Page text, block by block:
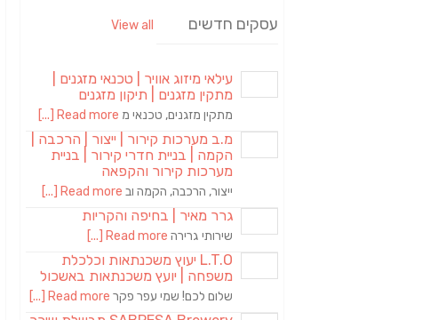
עסקים חדשים View all
עילאי מיזוג אוויר | טכנאי מזגנים |
מתקין מזגנים | תיקון מזגנים
מתקין מזגנים, טכנאי מ Read more [...]
מ.ב מערכות קירור | ייצור | הרכבה |
הקמה | בניית חדרי קירור | בניית
מערכות קירור והקפאה
ייצור, הרכבה, הקמה וב Read more [...]
גרר מאיר | בחיפה והקריות
שירותי גרירה Read more [...]
L.T.O יעוץ משכנתאות וכלכלת
משפחה | יועץ משכנתאות באשכול
שלום לכם! שמי עפר פקר Read more [...]